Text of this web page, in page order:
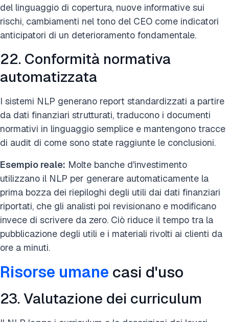
del linguaggio di copertura, nuove informative sui
rischi, cambiamenti nel tono del CEO come indicatori
anticipatori di un deterioramento fondamentale.
22. Conformità normativa
automatizzata
I sistemi NLP generano report standardizzati a partire
da dati finanziari strutturati, traducono i documenti
normativi in linguaggio semplice e mantengono tracce
di audit di come sono state raggiunte le conclusioni.
Esempio reale: Molte banche d'investimento
utilizzano il NLP per generare automaticamente la
prima bozza dei riepiloghi degli utili dai dati finanziari
riportati, che gli analisti poi revisionano e modificano
invece di scrivere da zero. Ciò riduce il tempo tra la
pubblicazione degli utili e i materiali rivolti ai clienti da
ore a minuti.
Risorse umane casi d'uso
23. Valutazione dei curriculum